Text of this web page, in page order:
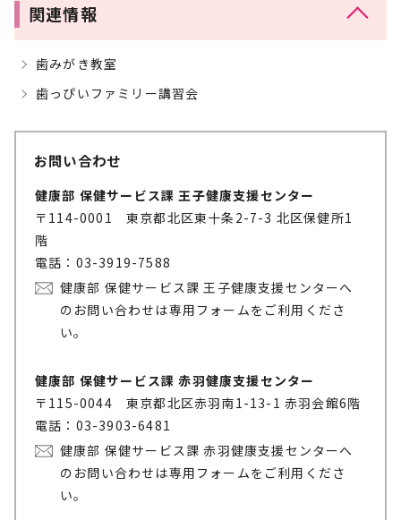
関連情報
歯みがき教室
歯っぴいファミリー講習会
お問い合わせ
健康部 保健サービス課 王子健康支援センター
〒114-0001 東京都北区東十条2-7-3 北区保健所1
階
電話：03-3919-7588
健康部 保健サービス課 王子健康支援センターへ
のお問い合わせは専用フォームをご利用くださ
い。
健康部 保健サービス課 赤羽健康支援センター
〒115-0044 東京都北区赤羽南1-13-1 赤羽会館6階
電話：03-3903-6481
健康部 保健サービス課 赤羽健康支援センターへ
のお問い合わせは専用フォームをご利用くださ
い。